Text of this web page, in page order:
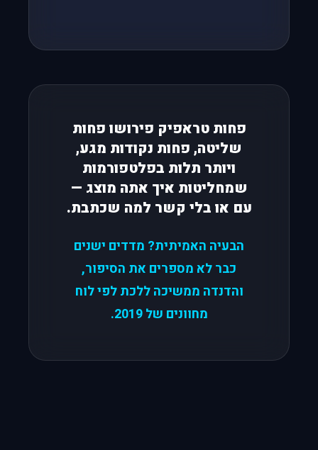
פחות טראפיק פירושו פחות
שליטה, פחות נקודות מגע,
ויותר תלות בפלטפורמות
שמחליטות איך אתה מוצג —
עם או בלי קשר למה שכתבת.
הבעיה האמיתית? מדדים ישנים
כבר לא מספרים את הסיפור,
והדנדה ממשיכה ללכת לפי לוח
מחוונים של 2019.